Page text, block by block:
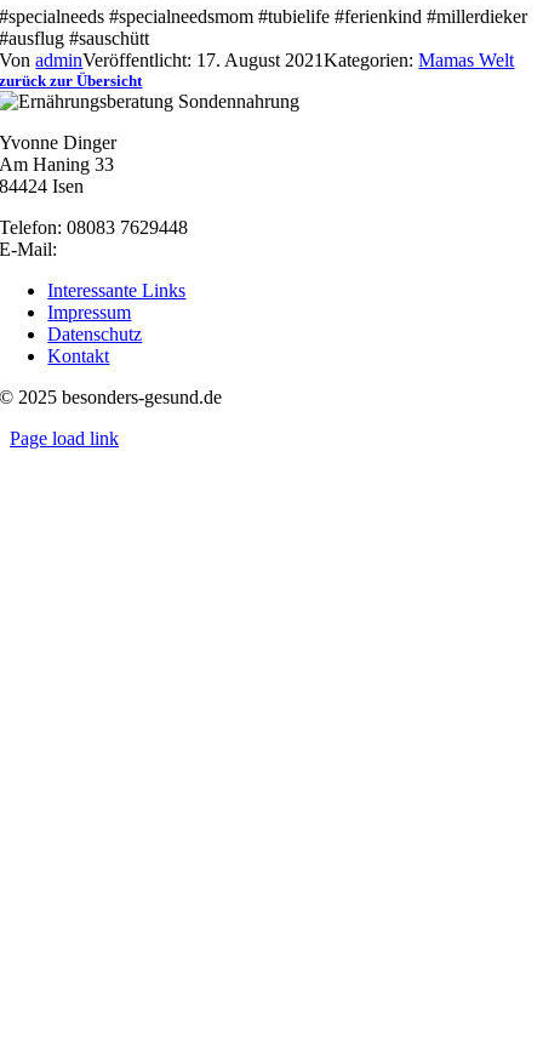
#specialneeds #specialneedsmom #tubielife #ferienkind #millerdieker
#ausflug #sauschütt
VonadminVeröffentlicht: 17. August 2021Kategorien:Mamas Welt
zurück zur Übersicht
Yvonne Dinger
Am Haning 33
84424 Isen
Telefon: 08083 7629448
E-Mail:
Interessante Links
Impressum
Datenschutz
Kontakt
© 2025 besonders-gesund.de
Page load link